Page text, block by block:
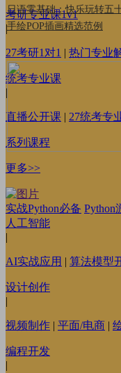
考研专业课1v1
|
27考研1对1 | 热门专业
统考专业课
|
直播公开课 | 27统考专
系列课程
更多>>
实战Python必备 Python
人工智能
|
AI实战应用 | 算法模型
设计创作
|
视频制作 | 平面/电商 |
编程开发
|
日语零基础：快乐玩转五
手绘POP插画精选范例